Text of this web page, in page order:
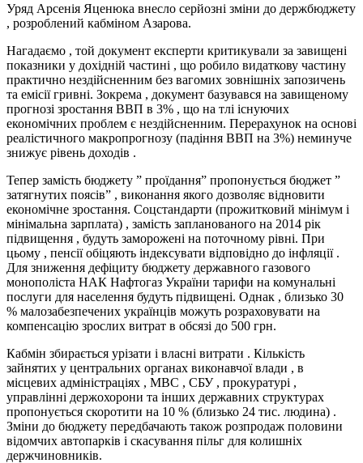
Уряд Арсенія Яценюка внесло серйозні зміни до держбюджету
, розроблений кабміном Азарова.
Нагадаємо , той документ експерти критикували за завищені
показники у дохідній частині , що робило видаткову частину
практично нездійсненним без вагомих зовнішніх запозичень
та емісії гривні. Зокрема , документ базувався на завищеному
прогнозі зростання ВВП в 3% , що на тлі існуючих
економічних проблем є нездійсненним. Перерахунок на основі
реалістичного макропрогнозу (падіння ВВП на 3%) неминуче
знижує рівень доходів .
Тепер замість бюджету ” проїдання” пропонується бюджет ”
затягнутих поясів” , виконання якого дозволяє відновити
економічне зростання. Соцстандарти (прожитковий мінімум і
мінімальна зарплата) , замість запланованого на 2014 рік
підвищення , будуть заморожені на поточному рівні. При
цьому , пенсії обіцяють індексувати відповідно до інфляції .
Для зниження дефіциту бюджету державного газового
монополіста НАК Нафтогаз України тарифи на комунальні
послуги для населення будуть підвищені. Однак , близько 30
% малозабезпечених українців можуть розраховувати на
компенсацію зрослих витрат в обсязі до 500 грн.
Кабмін збирається урізати і власні витрати . Кількість
зайнятих у центральних органах виконавчої влади , в
місцевих адміністраціях , МВС , СБУ , прокуратурі ,
управлінні держохорони та інших державних структурах
пропонується скоротити на 10 % (близько 24 тис. людина) .
Зміни до бюджету передбачають також розпродаж половини
відомчих автопарків і скасування пільг для колишніх
держчиновників.